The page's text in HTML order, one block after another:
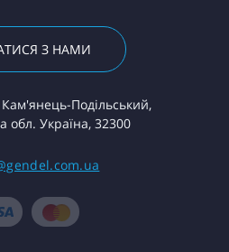
З НАМИ
Кам'янець-Подільський,
обл. Україна, 32300